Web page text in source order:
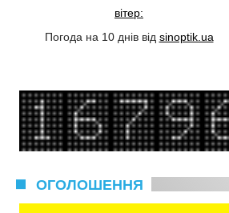
вітер:
Погода на 10 днів від sinoptik.ua
ОГОЛОШЕННЯ